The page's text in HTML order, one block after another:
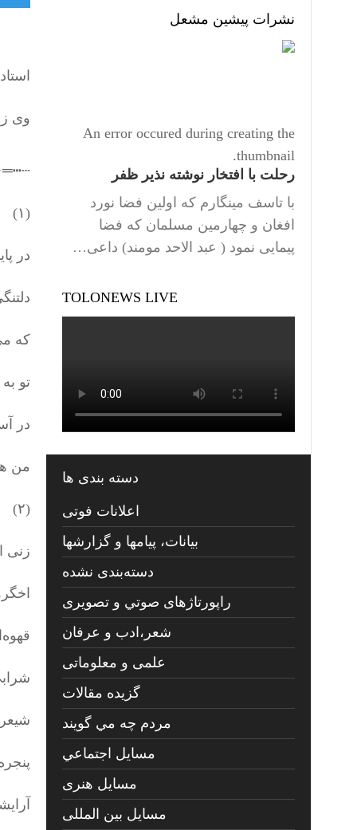
وی زاده‌ی ۲۱ نوامبر ۱۹۷۵
(۱)
در
که
تو
در
من
(۲)
زنی
نشرات پیشین مشعل
An error occured during creating the
thumbnail.
رحلت با افتخار نوشته نذیر ظفر
با تاسف مینگارم که اولین فضا نورد
افغان و چهارمین مسلمان که فضا
پیمایی نمود ( عبد الاحد مومند) داعی…
TOLONEWS LIVE
دسته بندی ها
اعلانات فوتی
بیانات، پیامها و گزارشها
دسته‌بندی نشده
راپورتاژهای صوتي و تصويری
شعر،ادب و عرفان
علمی و معلوماتی
گزیده مقالات
مردم چه مي گويند
مسايل اجتماعي
مسايل هنری
مسایل بین المللی